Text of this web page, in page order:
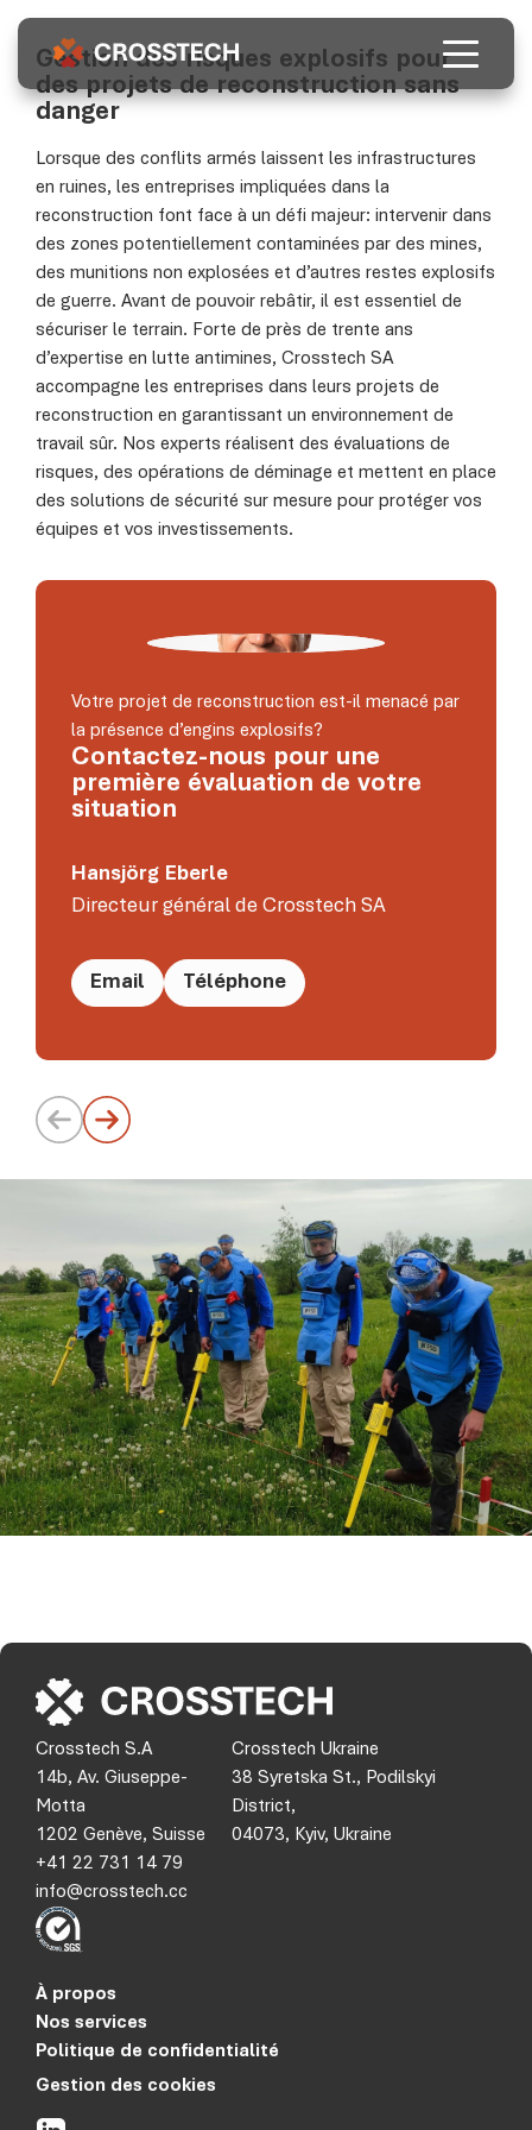
FR ENDEUA
À propos
Filiale commerciale du groupe FSD, Crosstech
fournit des solutions de gestion et de réduction
des risques explosifs.
Gestion des risques explosifs pour
des projets de reconstruction sans
danger
Lorsque des conflits armés laissent les infrastructures
en ruines, les entreprises impliquées dans la
reconstruction font face à un défi majeur: intervenir dans
des zones potentiellement contaminées par des mines,
des munitions non explosées et d’autres restes explosifs
de guerre. Avant de pouvoir rebâtir, il est essentiel de
sécuriser le terrain. Forte de près de trente ans
d’expertise en lutte antimines, Crosstech SA
accompagne les entreprises dans leurs projets de
reconstruction en garantissant un environnement de
travail sûr. Nos experts réalisent des évaluations de
risques, des opérations de déminage et mettent en place
des solutions de sécurité sur mesure pour protéger vos
équipes et vos investissements.
Votre projet de reconstruction est-il menacé par
la présence d’engins explosifs?
Contactez-nous pour une
première évaluation de votre
situation
Hansjörg Eberle
Directeur général de Crosstech SA
Email Téléphone
Crosstech S.A
14b, Av. Giuseppe-
Motta
1202 Genève, Suisse
+41 22 731 14 79
info@crosstech.cc
Crosstech Ukraine
38 Syretska St., Podilskyi
District,
04073, Kyiv, Ukraine
À propos
Nos services
Politique de confidentialité
Gestion des cookies